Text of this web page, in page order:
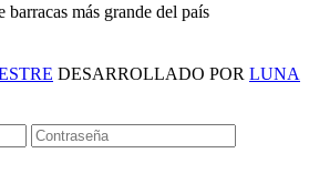
barracas más grande del país
DESARROLLADO POR LUNA